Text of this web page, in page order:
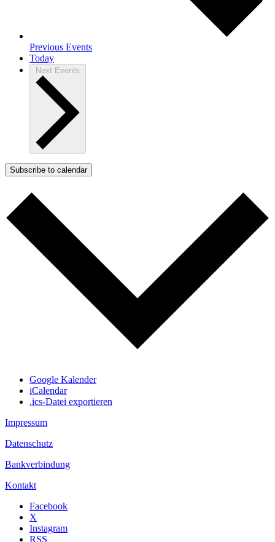
Previous Events
Today
Next Events
Subscribe to calendar
Google Kalender
iCalendar
.ics-Datei exportieren
Impressum
Datenschutz
Bankverbindung
Kontakt
Facebook
X
Instagram
RSS